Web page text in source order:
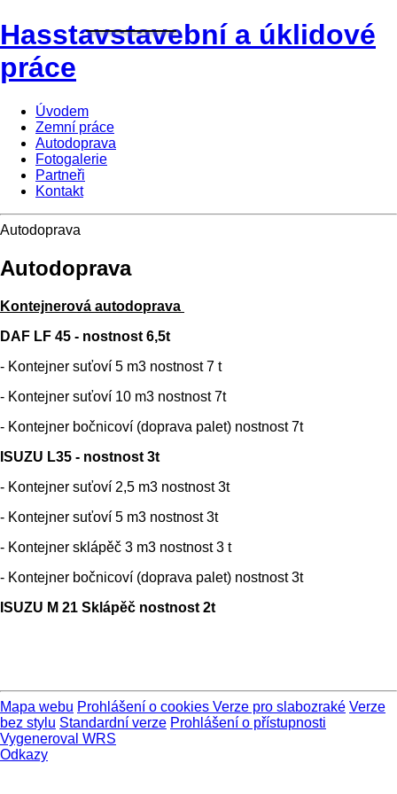
Hasstavstavební a úklidové
práce
Úvodem
Zemní práce
Autodoprava
Fotogalerie
Partneři
Kontakt
Autodoprava
Autodoprava
Kontejnerová autodoprava
DAF LF 45 - nostnost 6,5t
- Kontejner suťoví 5 m3 nostnost 7 t
- Kontejner suťoví 10 m3 nostnost 7t
- Kontejner bočnicoví (doprava palet) nostnost 7t
ISUZU L35 - nostnost 3t
- Kontejner suťoví 2,5 m3 nostnost 3t
- Kontejner suťoví 5 m3 nostnost 3t
- Kontejner sklápěč 3 m3 nostnost 3 t
- Kontejner bočnicoví (doprava palet) nostnost 3t
ISUZU M 21 Sklápěč nostnost 2t
Mapa webu Prohlášení o cookies Verze pro slabozraké Verze
bez stylu Standardní verze Prohlášení o přístupnosti
Vygeneroval WRS
Odkazy